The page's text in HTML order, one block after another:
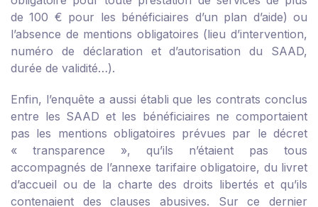
de 100 € pour les bénéficiaires d’un plan d’aide) ou
l’absence de mentions obligatoires (lieu d’intervention,
numéro de déclaration et d’autorisation du SAAD,
durée de validité…).
Enfin, l’enquête a aussi établi que les contrats conclus
entre les SAAD et les bénéficiaires ne comportaient
pas les mentions obligatoires prévues par le décret
« transparence », qu’ils n’étaient pas tous
accompagnés de l’annexe tarifaire obligatoire, du livret
d’accueil ou de la charte des droits libertés et qu’ils
contenaient des clauses abusives. Sur ce dernier